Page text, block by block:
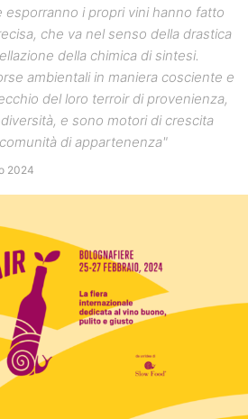
esporranno i propri vini hanno fatto
che va nel senso della drastica
della chimica di sintesi.
ambientali in maniera cosciente e
del loro terroir di provenienza,
e sono motori di crescita
di appartenenza"
2024